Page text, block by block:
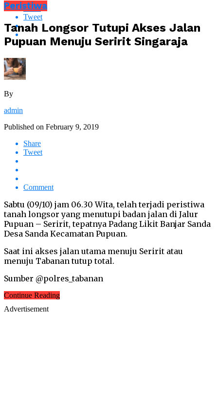
Share
Tweet
Peristiwa
Tanah Longsor Tutupi Akses Jalan
Pupuan Menuju Seririt Singaraja
By
admin
Published on February 9, 2019
Share
Tweet
Comment
Sabtu (09/10) jam 06.30 Wita, telah terjadi peristiwa
tanah longsor yang menutupi badan jalan di Jalur
Pupuan – Seririt, tepatnya Padang Likit Banjar Sanda
Desa Sanda Kecamatan Pupuan.
Saat ini akses jalan utama menuju Seririt atau
menuju Tabanan tutup total.
Sumber @polres_tabanan
Continue Reading
Advertisement